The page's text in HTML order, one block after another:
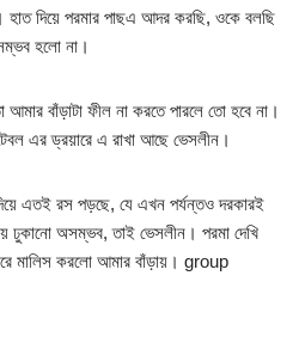
হাত দিয়ে পরমার পাছএ আদর করছি, ওকে বলছি
হলো না।
বাঁড়াটা ফীল না করতে পারলে তো হবে না।
এর ড্রয়ারে এ রাখা আছে ভেসলীন।
এতই রস পড়ছে, যে এখন পর্যন্তও দরকারই
ঢুকানো অসম্ভব, তাই ভেসলীন। পরমা দেখি
মালিস করলো আমার বাঁড়ায়। group